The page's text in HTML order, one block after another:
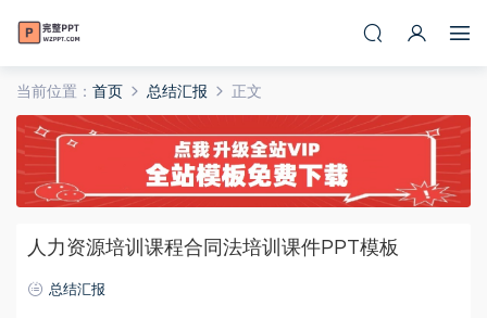
当前位置： 首页 总结汇报 正文
人力资源培训课程合同法培训课件PPT模板
总结汇报